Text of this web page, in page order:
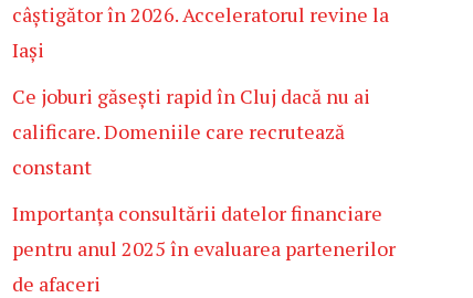
câștigător în 2026. Acceleratorul revine la
Iași
Ce joburi găsești rapid în Cluj dacă nu ai
calificare. Domeniile care recrutează
constant
Importanța consultării datelor financiare
pentru anul 2025 în evaluarea partenerilor
de afaceri